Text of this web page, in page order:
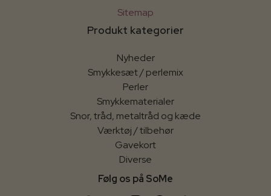
Sitemap
Produkt kategorier
Nyheder
Smykkesæt / perlemix
Perler
Smykkematerialer
Snor, tråd, metaltråd og kæde
Værktøj / tilbehør
Gavekort
Diverse
Følg os på SoMe